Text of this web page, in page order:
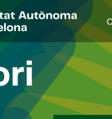
I
d
i
a
e